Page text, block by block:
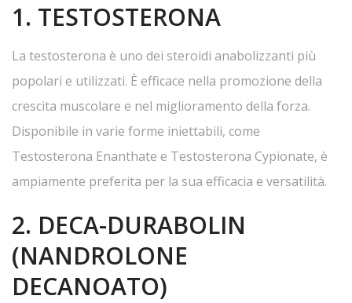
1. TESTOSTERONA
La testosterona è uno dei steroidi anabolizzanti più
popolari e utilizzati. È efficace nella promozione della
crescita muscolare e nel miglioramento della forza.
Disponibile in varie forme iniettabili, come
Testosterona Enanthate e Testosterona Cypionate, è
ampiamente preferita per la sua efficacia e versatilità.
2. DECA-DURABOLIN
(NANDROLONE
DECANOATO)